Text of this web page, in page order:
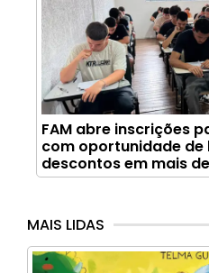
FAM abre inscrições
com oportunidade de
descontos em mais
MAIS LIDAS